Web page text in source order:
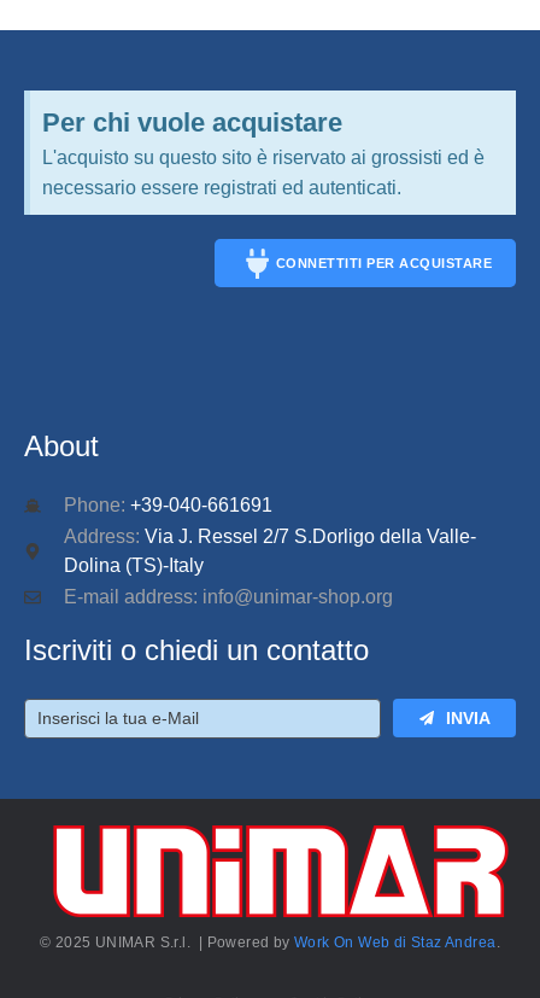
Per chi vuole acquistare
L'acquisto su questo sito è riservato ai grossisti ed è
necessario essere registrati ed autenticati.
CONNETTITI PER ACQUISTARE
About
Phone: +39-040-661691
Address: Via J. Ressel 2/7 S.Dorligo della Valle-
Dolina (TS)-Italy
E-mail address: info@unimar-shop.org
Iscriviti o chiedi un contatto
INVIA
© 2025 UNIMAR S.r.l. | Powered byWork On Web di Staz Andrea.